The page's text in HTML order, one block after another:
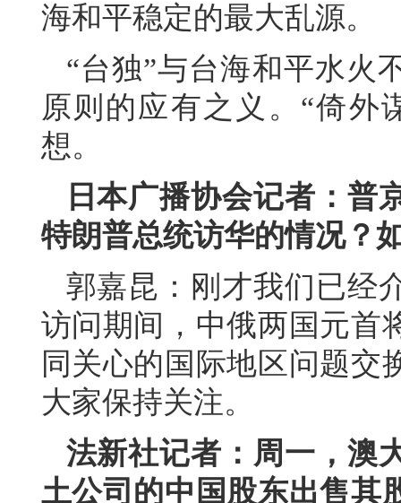
海和平稳定的最大乱源。
“台独”与台海和平水火
原则的应有之义。“倚外
想。
日本广播协会记者：普
特朗普总统访华的情况？
郭嘉昆：刚才我们已经
访问期间，中俄两国元首
同关心的国际地区问题交
大家保持关注。
法新社记者：周一，澳
土公司的中国股东出售其